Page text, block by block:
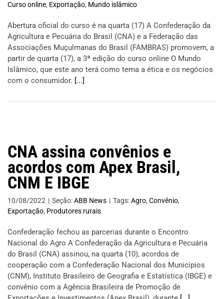
Curso online, Exportação, Mundo islâmico
Abertura oficial do curso é na quarta (17) A Confederação da
Agricultura e Pecuária do Brasil (CNA) e a Federação das
Associações Muçulmanas do Brasil (FAMBRAS) promovem, a
partir de quarta (17), a 3ª edição do curso online O Mundo
Islâmico, que este ano terá como tema a ética e os negócios
com o consumidor. [...]
CNA assina convênios e
acordos com Apex Brasil,
CNM E IBGE
10/08/2022 | Seção:ABB News | Tags:Agro, Convênio,
Exportação, Produtores rurais
Confederação fechou as parcerias durante o Encontro
Nacional do Agro A Confederação da Agricultura e Pecuária
do Brasil (CNA) assinou, na quarta (10), acordos de
cooperação com a Confederação Nacional dos Municípios
(CNM), Instituto Brasileiro de Geografia e Estatística (IBGE) e
convênio com a Agência Brasileira de Promoção de